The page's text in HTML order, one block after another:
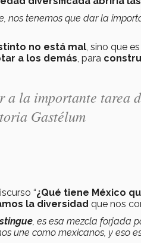
nos tenemos que dar la
no está mal , sino que
a los demás , para
a la importante tarea
Gastélum
“¿Qué tiene México
la diversidad que nos
, es esa mezcla forjada
une como mexicanos, y eso